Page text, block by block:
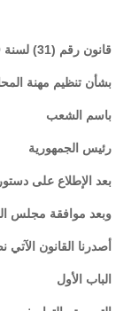
قانون رقم (31) لسنة 1999م
بشأن تنظيم مهنة
باسم الشعب
رئيس الجمهورية
بعد الإطلاع على
وبعد موافقة مجلس
أصدرنا القانون الآتي
الباب الأول